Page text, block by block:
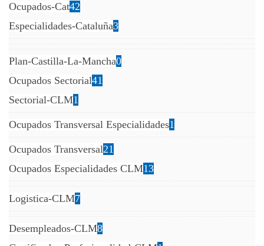
Ocupados-Cat42
Especialidades-Cataluña3
Plan-Castilla-La-Mancha0
Ocupados Sectorial41
Sectorial-CLM1
Ocupados Transversal Especialidades1
Ocupados Transversal21
Ocupados Especialidades CLM13
Logistica-CLM7
Desempleados-CLM8